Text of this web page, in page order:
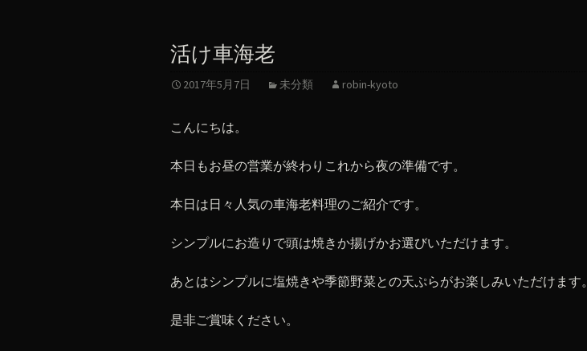
活け車海老
2017年5月7日 未分類 robin-kyoto
こんにちは。
本日もお昼の営業が終わりこれから夜の準備です。
本日は日々人気の車海老料理のご紹介です。
シンプルにお造りで頭は焼きか揚げかお選びいただけます。
あとはシンプルに塩焼きや季節野菜との天ぷらがお楽しみいただけます。
是非ご賞味ください。